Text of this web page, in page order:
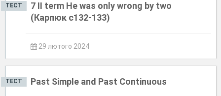
ТЕСТ
7 ІІ term He was only wrong by two
(Карпюк с132-133)
29 лютого 2024
ТЕСТ Past Simple аnd Past Continuous